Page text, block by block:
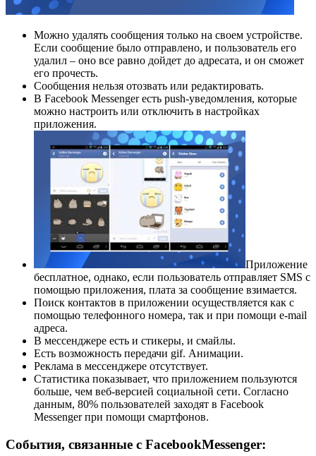
Можно удалять сообщения только на своем устройстве.
Если сообщение было отправлено, и пользователь его
удалил – оно все равно дойдет до адресата, и он сможет
его прочесть.
Сообщения нельзя отозвать или редактировать.
В Facebook Messenger есть push-уведомления, которые
можно настроить или отключить в настройках
приложения.
Приложение
бесплатное, однако, если пользователь отправляет SMS с
помощью приложения, плата за сообщение взимается.
Поиск контактов в приложении осуществляется как с
помощью телефонного номера, так и при помощи e-mail
адреса.
В мессенджере есть и стикеры, и смайлы.
Есть возможность передачи gif. Анимации.
Реклама в мессенджере отсутствует.
Статистика показывает, что приложением пользуются
больше, чем веб-версией социальной сети. Согласно
данным, 80% пользователей заходят в Facebook
Messenger при помощи смартфонов.
События, связанные с FacebookMessenger: